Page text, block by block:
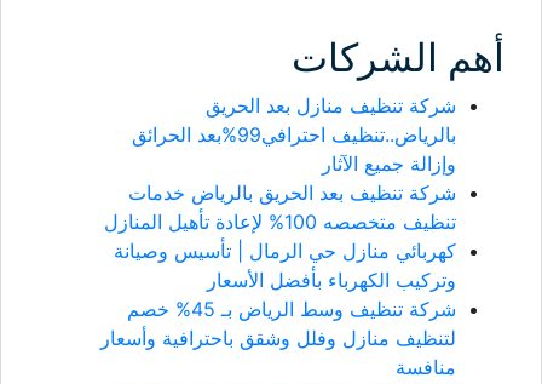
أهم الشركات
شركة تنظيف منازل بعد الحريق
بالرياض..تنظيف احترافي99%بعد الحرائق
وإزالة جميع الآثار
شركة تنظيف بعد الحريق بالرياض خدمات
تنظيف متخصصه 100% لإعادة تأهيل المنازل
كهربائي منازل حي الرمال | تأسيس وصيانة
وتركيب الكهرباء بأفضل الأسعار
شركة تنظيف وسط الرياض بـ 45% خصم
لتنظيف منازل وفلل وشقق باحترافية وأسعار
منافسة